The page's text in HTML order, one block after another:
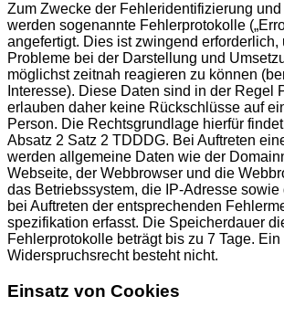
Zum Zwecke der Fehleridentifizierung
werden sogenannte Fehlerprotokolle
angefertigt. Dies ist zwingend erforderlich,
Probleme bei der Darstellung und
möglichst zeitnah reagieren zu können
Interesse). Diese Daten sind in der Regel
erlauben daher keine Rückschlüsse auf
Person. Die Rechtsgrundlage hierfür
Absatz 2 Satz 2 TDDDG. Bei Auftreten
werden allgemeine Daten wie der
Webseite, der Webbrowser und die
das Betriebssystem, die IP-Adresse sowie
bei Auftreten der entsprechenden
spezifikation erfasst. Die Speicherdauer
Fehlerprotokolle beträgt bis zu 7 Tage. Ein
Widerspruchsrecht besteht nicht.
Einsatz von Cookies